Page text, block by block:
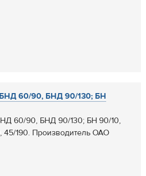
60/90, БНД 90/130; БН
60/90, БНД 90/130; БН 90/10,
45/190. Производитель ОАО